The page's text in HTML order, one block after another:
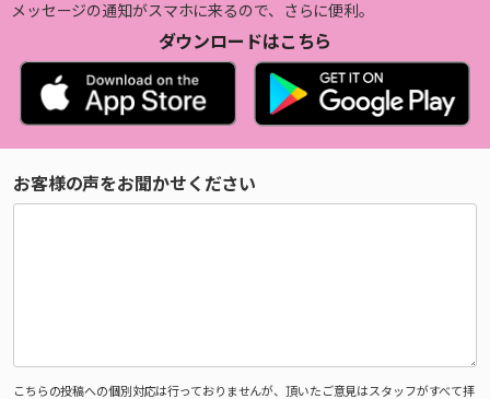
メッセージの通知がスマホに来るので、さらに便利。
ダウンロードはこちら
お客様の声をお聞かせください
こちらの投稿への個別対応は行っておりませんが、頂いたご意見はスタッフがすべて拝